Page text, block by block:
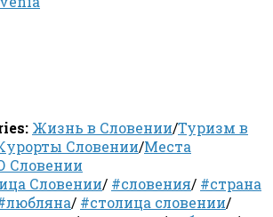
Жизнь в Словении/Туризм в
Словении/Места
Словении
Словении/ #словения/ #страна
/ #столица словении/